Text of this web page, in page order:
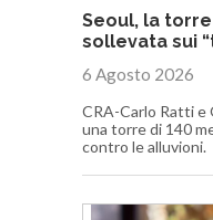
Seoul, la
sollevata sui
6 Agosto 2026
CRA-Carlo Ratti e
una torre di 140
contro le alluvioni.